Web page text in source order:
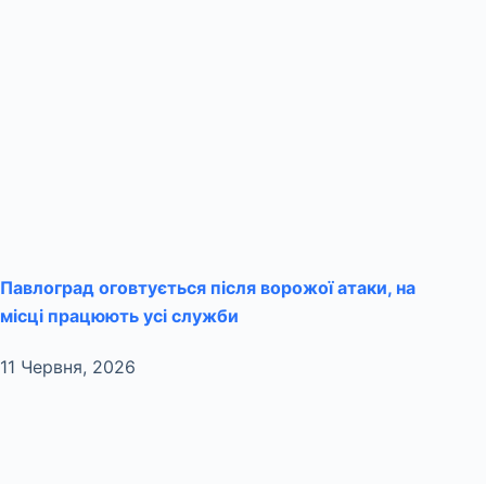
Павлоград оговтується після ворожої атаки, на
місці працюють усі служби
11 Червня, 2026